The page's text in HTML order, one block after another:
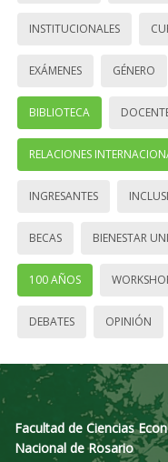
INSTITUCIONALES
EXÁMENES GÉNERO
BIBLIOTECA
RELACIONES
INGRESANTES
BECAS BIENESTAR
100 AÑOS
DEBATES OPINIÓN
Facultad de Ciencias
Nacional de Rosario